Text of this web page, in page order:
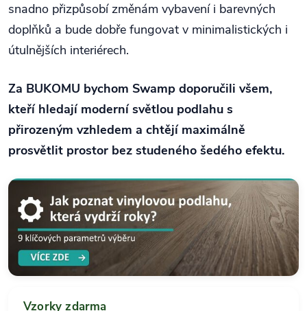
snadno přizpůsobí změnám vybavení i barevných
doplňků a bude dobře fungovat v minimalistických i
útulnějších interiérech.
Za BUKOMU bychom Swamp doporučili všem,
kteří hledají moderní světlou podlahu s
přirozeným vzhledem a chtějí maximálně
prosvětlit prostor bez studeného šedého efektu.
Vzorky zdarma